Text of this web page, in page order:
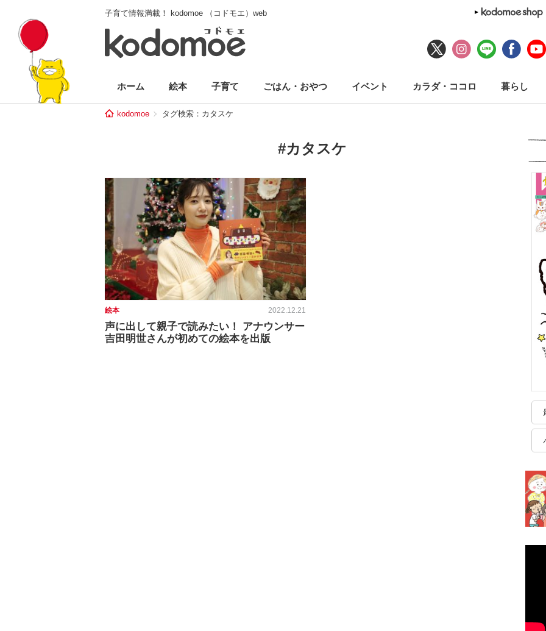
子育て情報満載！ kodomoe （コドモエ）web
ホーム 絵本 子育て ごはん・おやつ イベント カラダ・ココロ 暮らし
kodomoe タグ検索：カタスケ
#カタスケ
絵本 2022.12.21
声に出して親子で読みたい！ アナウンサー
吉田明世さんが初めての絵本を出版